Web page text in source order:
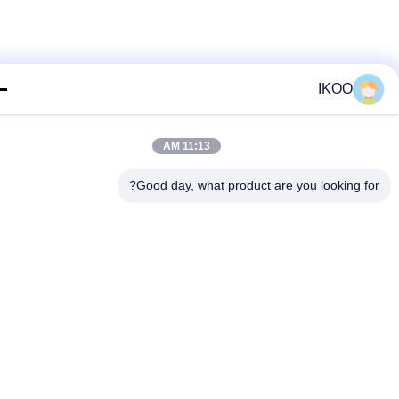
IKOO
11:13 AM
Good day, what product are you looking